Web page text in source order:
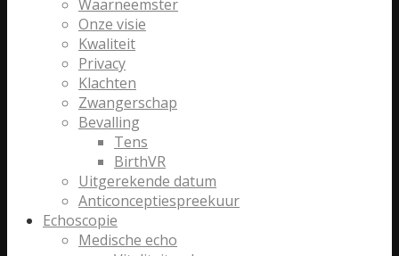
Waarneemster
Onze visie
Kwaliteit
Privacy
Klachten
Zwangerschap
Bevalling
Tens
BirthVR
Uitgerekende datum
Anticonceptiespreekuur
Echoscopie
Medische echo